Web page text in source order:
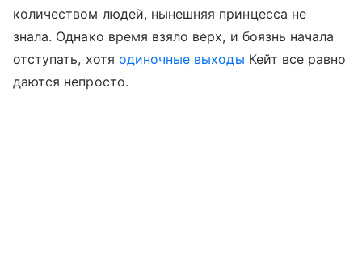
количеством людей, нынешняя принцесса не
знала. Однако время взяло верх, и боязнь начала
отступать, хотя одиночные выходы Кейт все равно
даются непросто.